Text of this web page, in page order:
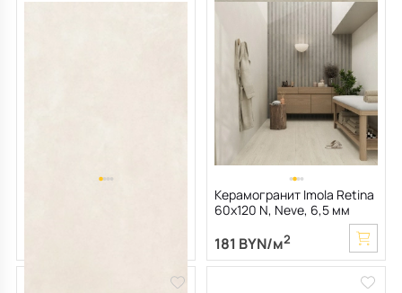
Керамогранит Imola Retina
60х120 N, Neve, 6,5 мм
181 BYN/м2